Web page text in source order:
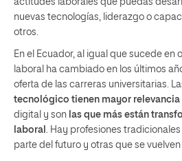
nuevas tecnologías, liderazgo o
otros.
En el Ecuador, al igual que sucede en
laboral ha cambiado en los últimos
oferta de las carreras universitarias.
tecnológico tienen mayor relevancia
digital y son las que más están
laboral
. Hay profesiones
parte del futuro y otras que se vuelven